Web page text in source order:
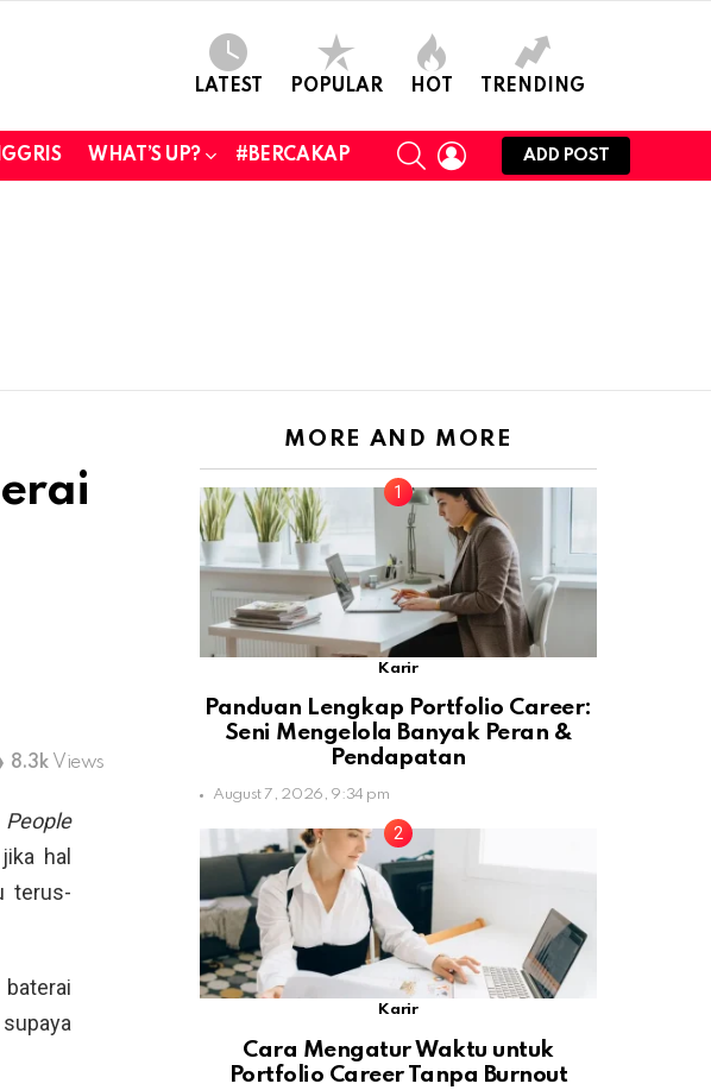
LATEST POPULAR HOT TRENDING
WHAT’S UP? #BERCAKAP
SEARCHLOGIN
ADD POST
8.3k Views
People
hal
terus-
MORE AND MORE
Karir
Panduan Lengkap Portfolio Career:
Seni Mengelola Banyak Peran &
Pendapatan
August 7, 2026, 9:34 pm
Karir
Cara Mengatur Waktu untuk
Portfolio Career Tanpa Burnout